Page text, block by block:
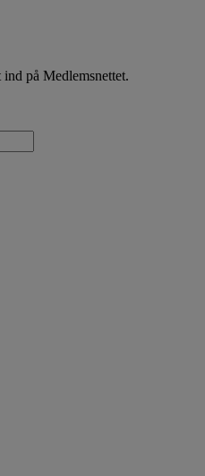
på Medlemsnettet.